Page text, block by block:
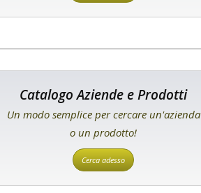
Catalogo Aziende e Prodotti
Un modo semplice per cercare un'azienda
o un prodotto!
Cerca adesso